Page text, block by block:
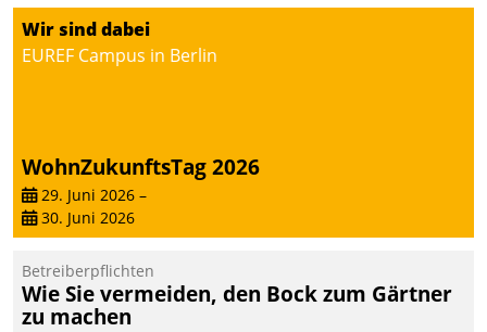
Wir sind dabei
EUREF Campus in Berlin
WohnZukunftsTag 2026
29. Juni 2026 –
30. Juni 2026
Betreiberpflichten
Wie Sie vermeiden, den Bock zum Gärtner
zu machen